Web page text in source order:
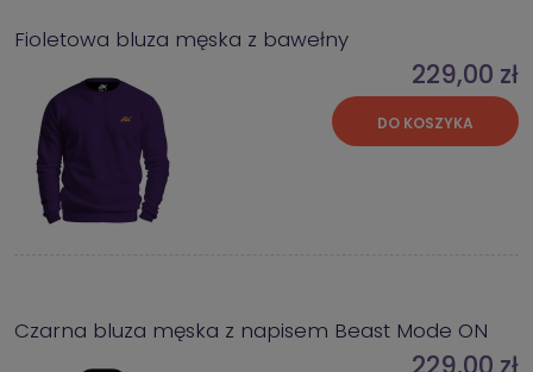
Fioletowa bluza męska z bawełny
229,00 zł
DO KOSZYKA
Czarna bluza męska z napisem Beast Mode ON
229,00 zł